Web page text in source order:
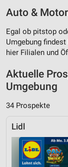
Auto &
Egal ob pitstop
Umgebung
hier Filialen und
Aktuelle
Umgebung
34 Prospekte
Lidl